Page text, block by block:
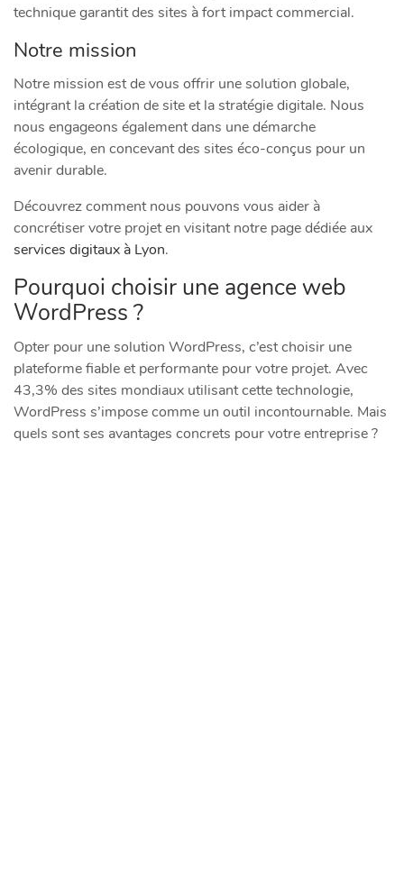
technique garantit des sites à fort impact commercial.
Notre mission
Notre mission est de vous offrir une solution globale,
intégrant la création de site et la stratégie digitale. Nous
nous engageons également dans une démarche
écologique, en concevant des sites éco-conçus pour un
avenir durable.
Découvrez comment nous pouvons vous aider à
concrétiser votre projet en visitant notre page dédiée aux
services digitaux à Lyon.
Pourquoi choisir une agence web
WordPress ?
Opter pour une solution WordPress, c’est choisir une
plateforme fiable et performante pour votre projet. Avec
43,3% des sites mondiaux utilisant cette technologie,
WordPress s’impose comme un outil incontournable. Mais
quels sont ses avantages concrets pour votre entreprise ?